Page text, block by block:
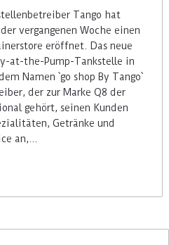
Tango hat
vergangenen Woche einen
eröffnet. Das neue
at-the-Pump-Tankstelle in
Namen `go shop By Tango`
der zur Marke Q8 der
gehört, seinen Kunden
Getränke und
an,…